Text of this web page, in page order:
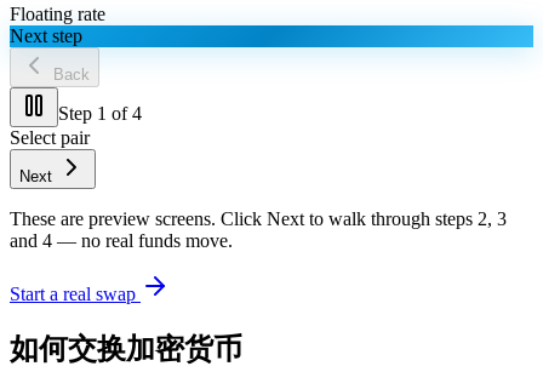
Floating rate
Next step
Back
Step 1 of 4
Select pair
Next
These are preview screens. Click Next to walk through steps 2, 3
and 4 — no real funds move.
Start a real swap
如何交换加密货币